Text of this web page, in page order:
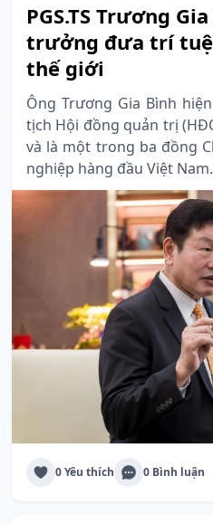
PGS.TS Trương
trưởng đưa trí
thế giới
Ông Trương Gia Bình
tịch Hội đồng quản trị
và là một trong ba đồng
nghiệp hàng đầu Việt Nam.
0 Yêu thích 0 Bình luận